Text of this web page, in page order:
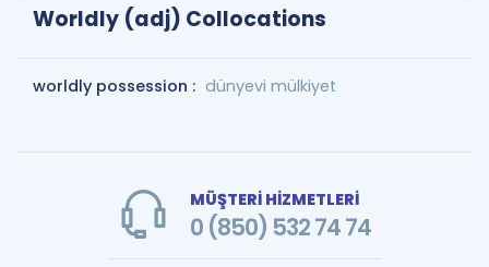
Worldly (adj) Collocations
worldly possession : dünyevi mülkiyet
MÜŞTERİ HİZMETLERİ
0 (850) 532 74 74